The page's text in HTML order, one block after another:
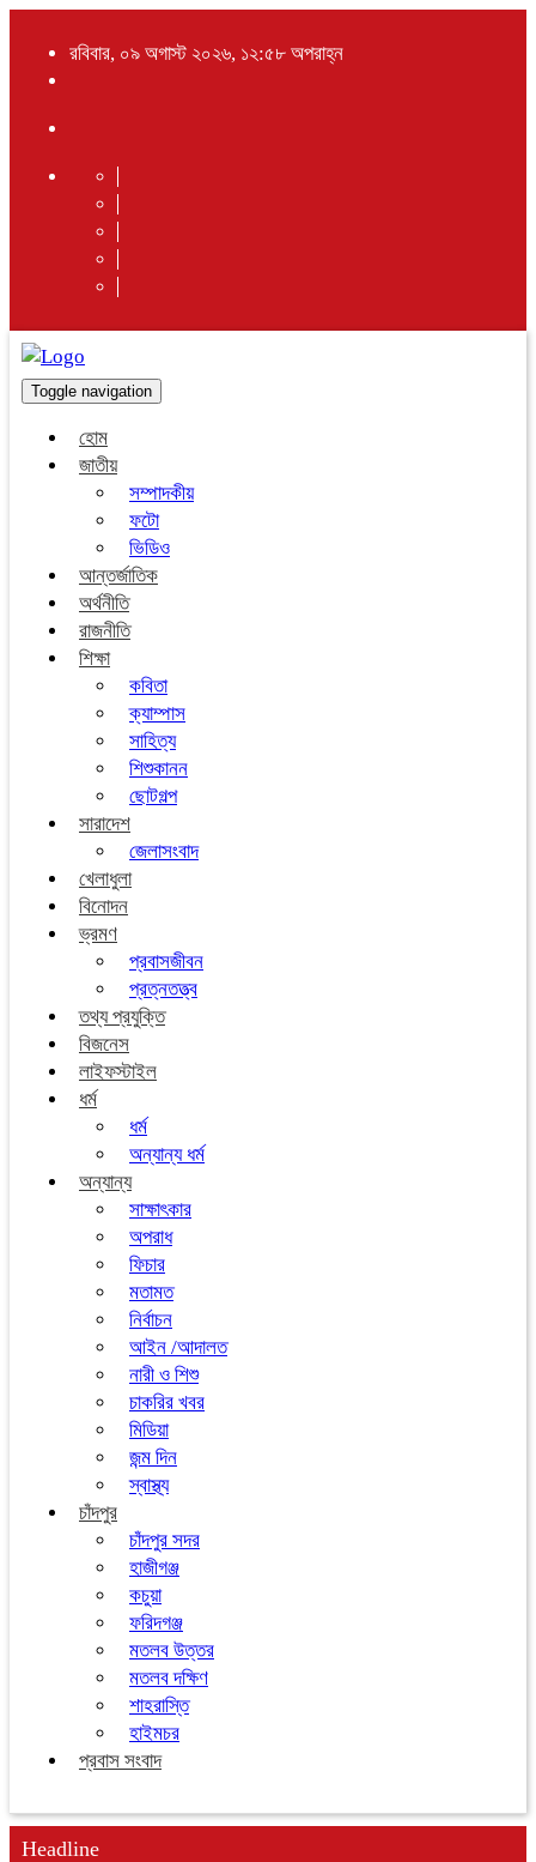
রবিবার, ০৯ অগাস্ট ২০২৬, ১২:৫৮ অপরাহ্ন
Toggle navigation
হোম
জাতীয়
সম্পাদকীয়
ফটো
ভিডিও
আন্তর্জাতিক
অর্থনীতি
রাজনীতি
শিক্ষা
কবিতা
ক্যাম্পাস
সাহিত্য
শিশুকানন
ছোটগল্প
সারাদেশ
জেলাসংবাদ
খেলাধুলা
বিনোদন
ভ্রমণ
প্রবাসজীবন
প্রত্নতত্ত্ব
তথ্য প্রযুক্তি
বিজনেস
লাইফস্টাইল
ধর্ম
ধর্ম
অন্যান্য ধর্ম
অন্যান্য
সাক্ষাৎকার
অপরাধ
ফিচার
মতামত
নির্বাচন
আইন /আদালত
নারী ও শিশু
চাকরির খবর
মিডিয়া
জন্ম দিন
স্বাস্থ্য
চাঁদপুর
চাঁদপুর সদর
হাজীগঞ্জ
কচুয়া
ফরিদগঞ্জ
মতলব উত্তর
মতলব দক্ষিণ
শাহরাস্তি
হাইমচর
প্রবাস সংবাদ
Headline